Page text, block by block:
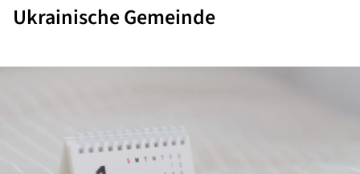
Ukrainische Gemeinde